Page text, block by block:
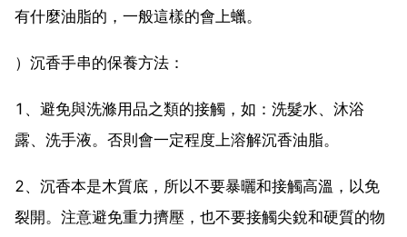
有什麼油脂的，一般這樣的會上蠟。
）沉香手串的保養方法：
1、避免與洗滌用品之類的接觸，如：洗髮水、沐浴
露、洗手液。否則會一定程度上溶解沉香油脂。
2、沉香本是木質底，所以不要暴曬和接觸高溫，以免
裂開。注意避免重力擠壓，也不要接觸尖銳和硬質的物